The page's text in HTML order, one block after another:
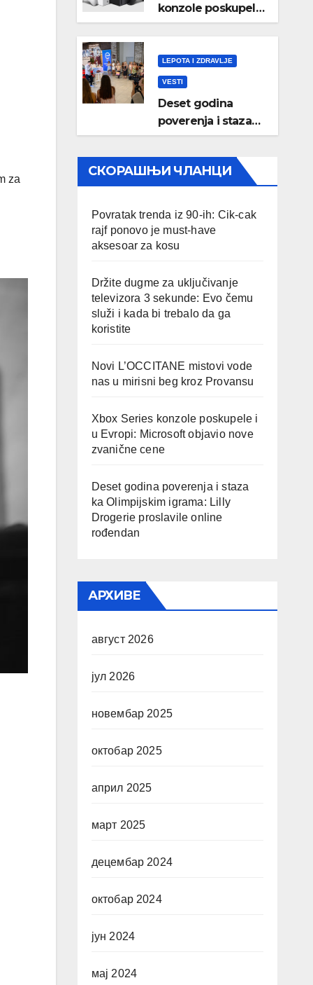
za
konzole poskupele
i u Evropi: Microsoft
zvanične cene
LEPOTA I ZDRAVLJE
VESTI
Deset godina
poverenja i staza
ka Olimpijskim
igrama: Lilly
Drogerie proslavile
online rođendan
СКОРАШЊИ ЧЛАНЦИ
Povratak trenda iz 90-ih: Cik-cak
rajf ponovo je must-have
aksesoar za kosu
Držite dugme za uključivanje
televizora 3 sekunde: Evo čemu
služi i kada bi trebalo da ga
koristite
Novi L’OCCITANE mistovi vode
nas u mirisni beg kroz Provansu
Xbox Series konzole poskupele i
u Evropi: Microsoft objavio nove
zvanične cene
Deset godina poverenja i staza
ka Olimpijskim igrama: Lilly
Drogerie proslavile online
rođendan
АРХИВЕ
август 2026
јул 2026
новембар 2025
октобар 2025
април 2025
март 2025
децембар 2024
октобар 2024
јун 2024
мај 2024